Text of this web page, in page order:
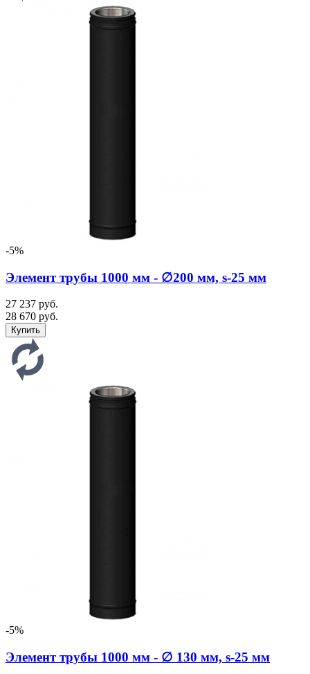
-5%
Элемент трубы 1000 мм - ∅200 мм, s-25 мм
27 237 руб.
28 670 руб.
-5%
Элемент трубы 1000 мм - ∅ 130 мм, s-25 мм